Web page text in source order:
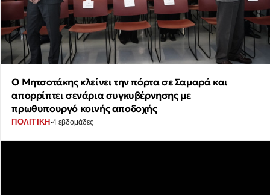
Ο Μητσοτάκης κλείνει την πόρτα σε Σαμαρά και
απορρίπτει σενάρια συγκυβέρνησης με
πρωθυπουργό κοινής αποδοχής
ΠΟΛΙΤΙΚΗ ·4 εβδομάδες